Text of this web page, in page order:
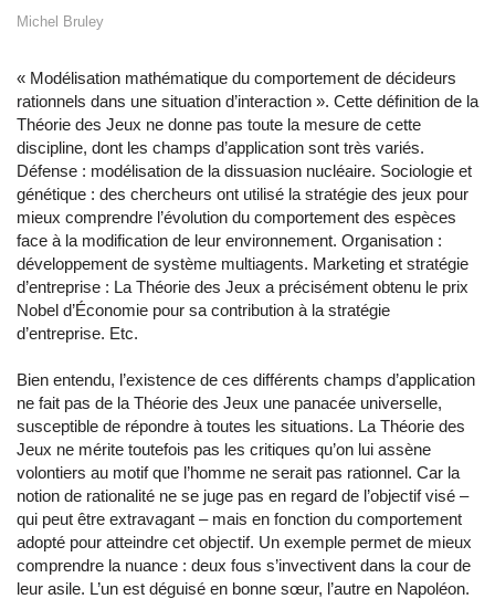
Michel Bruley
« Modélisation mathématique du comportement de décideurs
rationnels dans une situation d’interaction ». Cette définition de la
Théorie des Jeux ne donne pas toute la mesure de cette
discipline, dont les champs d’application sont très variés.
Défense : modélisation de la dissuasion nucléaire. Sociologie et
génétique : des chercheurs ont utilisé la stratégie des jeux pour
mieux comprendre l’évolution du comportement des espèces
face à la modification de leur environnement. Organisation :
développement de système multiagents. Marketing et stratégie
d’entreprise : La Théorie des Jeux a précisément obtenu le prix
Nobel d’Économie pour sa contribution à la stratégie
d’entreprise. Etc.
Bien entendu, l’existence de ces différents champs d’application
ne fait pas de la Théorie des Jeux une panacée universelle,
susceptible de répondre à toutes les situations. La Théorie des
Jeux ne mérite toutefois pas les critiques qu’on lui assène
volontiers au motif que l’homme ne serait pas rationnel. Car la
notion de rationalité ne se juge pas en regard de l’objectif visé –
qui peut être extravagant – mais en fonction du comportement
adopté pour atteindre cet objectif. Un exemple permet de mieux
comprendre la nuance : deux fous s’invectivent dans la cour de
leur asile. L’un est déguisé en bonne sœur, l’autre en Napoléon.